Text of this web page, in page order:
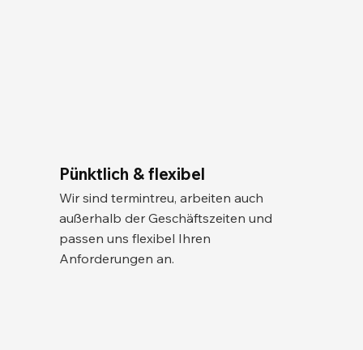
Pünktlich & flexibel
Wir sind termintreu, arbeiten auch
außerhalb der Geschäftszeiten und
passen uns flexibel Ihren
Anforderungen an.